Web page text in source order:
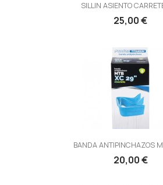
SILLIN ASIENTO
25,00 €
BANDA ANTIPINCHAZOS
20,00 €